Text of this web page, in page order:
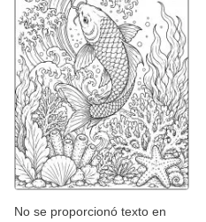
No se proporcionó texto en